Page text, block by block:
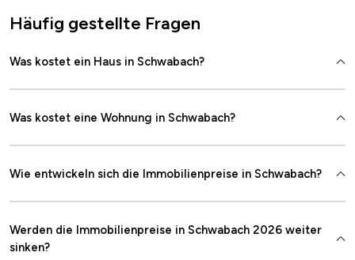
Häufig gestellte Fragen
Was kostet ein Haus in Schwabach?
Was kostet eine Wohnung in Schwabach?
Wie entwickeln sich die Immobilienpreise in Schwabach?
Werden die Immobilienpreise in Schwabach 2026 weiter
sinken?